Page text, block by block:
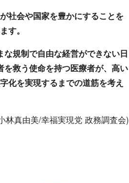
社会や国家を豊かにすることを
す。
規制で自由な経営ができない日
救う使命を持つ医療者が、高い
化を実現するまでの道筋を考え
林真由美/幸福実現党 政務調査会)